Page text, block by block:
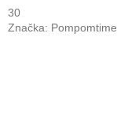
30
Značka: Pompomtime